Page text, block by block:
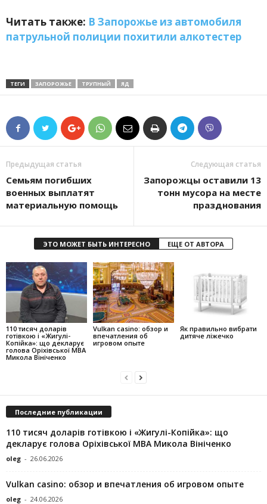
Читать также: В Запорожье из автомобиля
патрульной полиции похитили алкотестер
ТЕГИ ЗАПОРОЖЬЕ ТРУПНЫЙ ЯД
Предыдущая статья
Семьям погибших
военных выплатят
материальную помощь
Следующая статья
Запорожцы оставили 13
тонн мусора на месте
празднования
ЭТО МОЖЕТ БЫТЬ ИНТЕРЕСНО ЕЩЕ ОТ АВТОРА
110 тисяч доларів
готівкою і «Жигулі-
Копійка»: що декларує
голова Оріхівської МВА
Микола Вініченко
Vulkan casino: обзор и
впечатления об
игровом опыте
Як правильно вибрати
дитяче ліжечко
Последние публикации
110 тисяч доларів готівкою і «Жигулі-Копійка»: що
декларує голова Оріхівської МВА Микола Вініченко
oleg - 26.06.2026
Vulkan casino: обзор и впечатления об игровом опыте
oleg - 24.06.2026